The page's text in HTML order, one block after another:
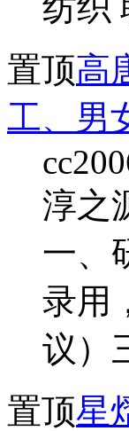
置顶高
工、男
淳之
一、
录用
议）
置顶星